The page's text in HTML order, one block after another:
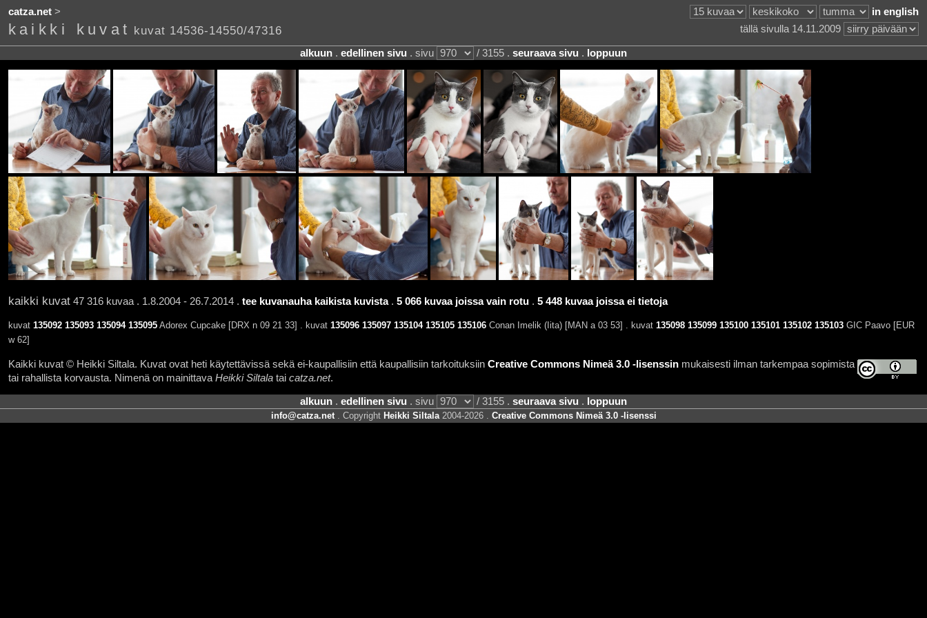
catza.net> in english
kaikki kuvat kuvat 14536-14550/47316 tällä sivulla 14.11.2009
alkuun . edellinen sivu . sivu / 3155 . seuraava sivu . loppuun
kaikki kuvat47 316 kuvaa . 1.8.2004 - 26.7.2014 . tee kuvanauha kaikista kuvista. 5 066 kuvaa joissa vain rotu. 5 448 kuvaa joissa ei tietoja
kuvat 135092 135093 135094 135095Adorex Cupcake [DRX n 09 21 33] . kuvat 135096 135097 135104 135105 135106Conan Imelik (Iita) [MAN a 03 53] . kuvat 135098 135099 135100 135101 135102 135103GIC Paavo [EUR
w 62]
Kaikki kuvat © Heikki Siltala. Kuvat ovat heti käytettävissä sekä ei-kaupallisiin että kaupallisiin tarkoituksiin Creative Commons Nimeä 3.0 -lisenssinmukaisesti ilman tarkempaa sopimista
tai rahallista korvausta. Nimenä on mainittava Heikki Siltalatai catza.net.
alkuun . edellinen sivu . sivu / 3155 . seuraava sivu . loppuun
info@catza.net. Copyright Heikki Siltala2004-2026 . Creative Commons Nimeä 3.0 -lisenssi